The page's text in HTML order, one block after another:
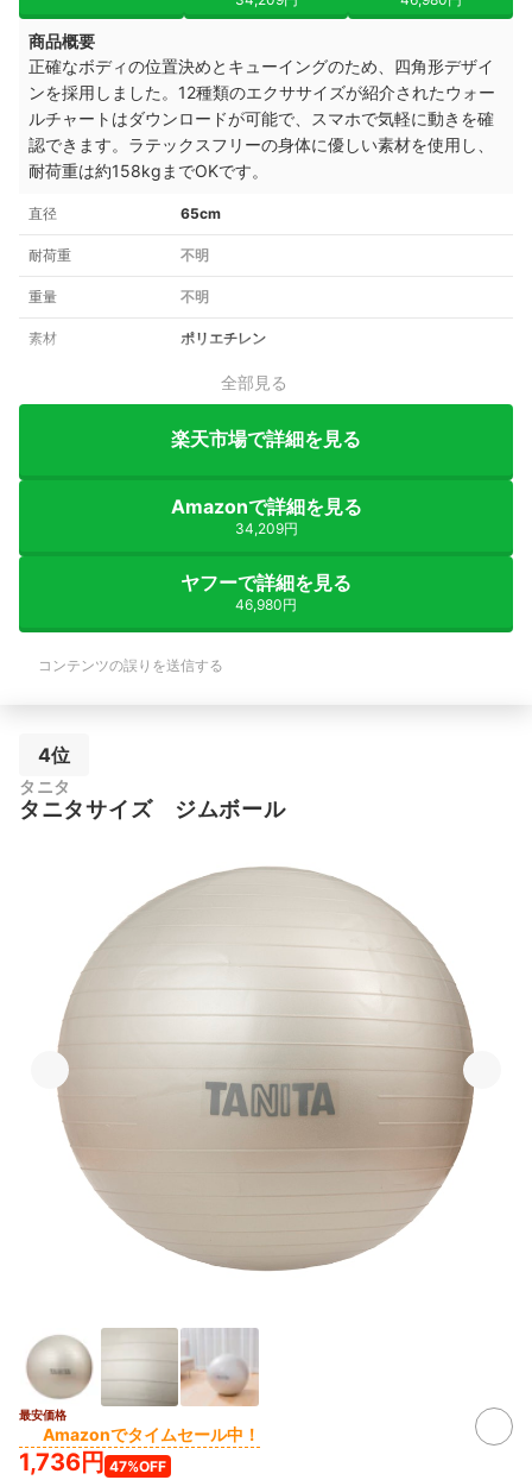
商品概要
正確なボディの位置決めとキューイングのため、四角形デザイ
ンを採用しました。12種類のエクササイズが紹介されたウォー
ルチャートはダウンロードが可能で、スマホで気軽に動きを確
認できます。ラテックスフリーの身体に優しい素材を使用し、
耐荷重は約158kgまでOKです。
直径 65cm
耐荷重 不明
重量 不明
素材 ポリエチレン
全部見る
楽天市場で詳細を見る
Amazonで詳細を見る
34,209円
ヤフーで詳細を見る
46,980円
コンテンツの誤りを送信する
4位
タニタ
タニタサイズ ジムボール
最安価格
Amazonでタイムセール中！
1,736円 47%OFF